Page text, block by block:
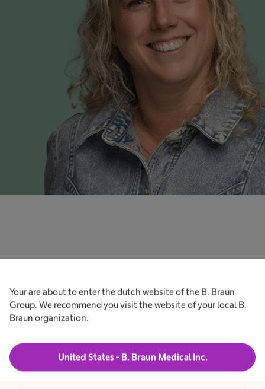
Your are about to enter the dutch website of the B. Braun
Group. We recommend you visit the website of your local B.
Braun organization.
United States - B. Braun Medical Inc.
Wil je graag ander
stomamateriaal proberen?